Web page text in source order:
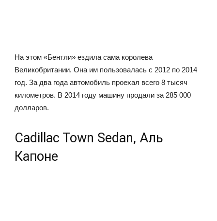
На этом «Бентли» ездила сама королева
Великобритании. Она им пользовалась с 2012 по 2014
год. За два года автомобиль проехал всего 8 тысяч
километров. В 2014 году машину продали за 285 000
долларов.
Cadillac Town Sedan, Аль
Капоне